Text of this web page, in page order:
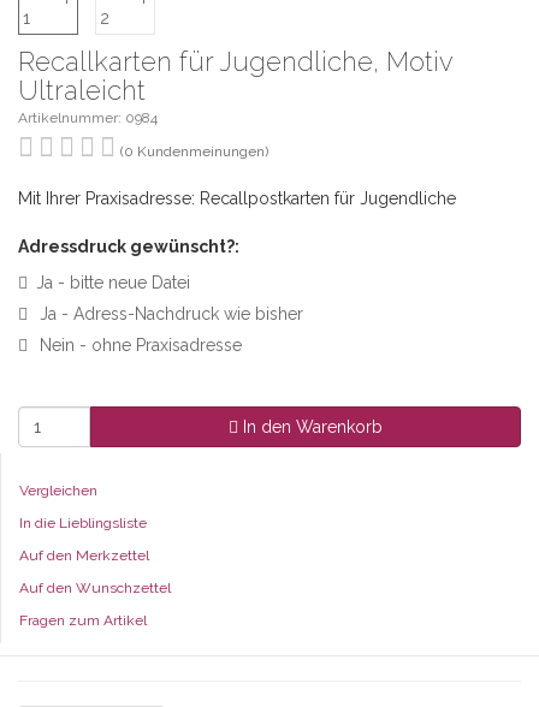
Recallkarten für Jugendliche, Motiv
Ultraleicht
Artikelnummer: 0984
(0 Kundenmeinungen)
Mit Ihrer Praxisadresse: Recallpostkarten für Jugendliche
Adressdruck gewünscht?:
Ja - bitte neue Datei
Ja - Adress-Nachdruck wie bisher
Nein - ohne Praxisadresse
In den Warenkorb
Vergleichen
In die Lieblingsliste
Auf den Merkzettel
Auf den Wunschzettel
Fragen zum Artikel